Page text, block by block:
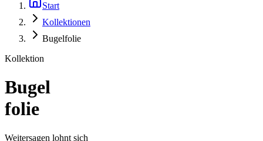
Start
Kollektionen
Bugelfolie
Kollektion
Bugel
folie
Weitersagen lohnt sich